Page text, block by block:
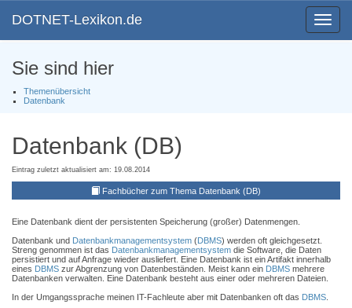
Toggle
DOTNET-Lexikon.de
Sie sind hier
Themenübersicht
Datenbank
Datenbank (DB)
Eintrag zuletzt aktualisiert am: 19.08.2014
Fachbücher zum Thema Datenbank (DB)
Eine Datenbank dient der persistenten Speicherung (großer) Datenmengen.
Datenbank und Datenbankmanagementsystem (DBMS) werden oft gleichgesetzt.
Streng genommen ist das Datenbankmanagementsystem die Software, die Daten
persistiert und auf Anfrage wieder ausliefert. Eine Datenbank ist ein Artifakt innerhalb
eines DBMS zur Abgrenzung von Datenbeständen. Meist kann ein DBMS mehrere
Datenbanken verwalten. Eine Datenbank besteht aus einer oder mehreren Dateien.
In der Umgangssprache meinen IT-Fachleute aber mit Datenbanken oft das DBMS